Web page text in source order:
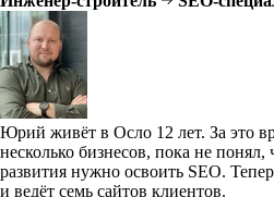
Юрий живёт в Осло 12 лет. За это
несколько бизнесов, пока не
развития нужно освоить SEO.
и ведёт семь сайтов клиентов.